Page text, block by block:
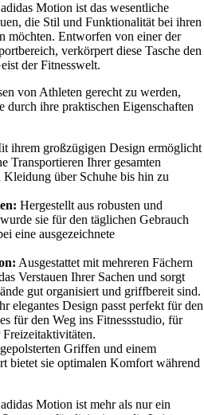
Motion ist das wesentliche
die Stil und Funktionalität bei ihren
möchten. Entworfen von einer der
verkörpert diese Tasche den
der Fitnesswelt.
von Athleten gerecht zu werden,
durch ihre praktischen Eigenschaften
ihrem großzügigen Design ermöglicht
Transportieren Ihrer gesamten
über Schuhe bis hin zu
Hergestellt aus robusten und
sie für den täglichen Gebrauch
eine ausgezeichnete
Ausgestattet mit mehreren Fächern
Verstauen Ihrer Sachen und sorgt
gut organisiert und griffbereit sind.
elegantes Design passt perfekt für den
für den Weg ins Fitnessstudio, für
Griffen und einem
bietet sie optimalen Komfort während
Motion ist mehr als nur ein